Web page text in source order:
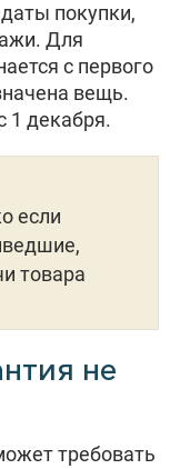
покупки,
Для
с первого
вещь.
1 декабря.
если
товара
не
требовать